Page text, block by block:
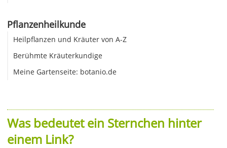
Pflanzenheilkunde
Heilpflanzen und Kräuter von A-Z
Berühmte Kräuterkundige
Meine Gartenseite: botanio.de
Was bedeutet ein Sternchen hinter
einem Link?